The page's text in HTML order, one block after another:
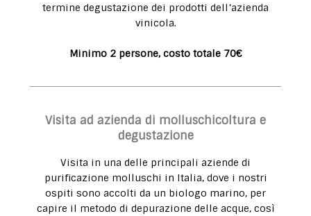
termine degustazione dei prodotti dell’azienda
vinicola.
Minimo 2 persone, costo totale 70€
Visita ad azienda di molluschicoltura e
degustazione
Visita in una delle principali aziende di
purificazione molluschi in Italia, dove i nostri
ospiti sono accolti da un biologo marino, per
capire il metodo di depurazione delle acque, così